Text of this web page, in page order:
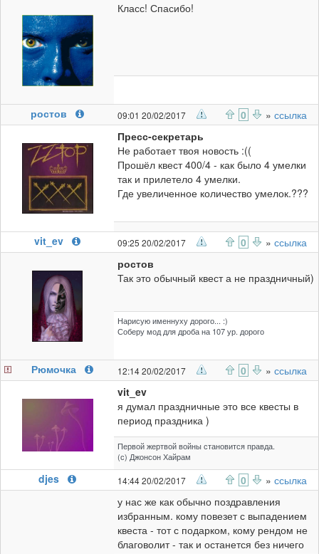
Класс! Спасибо!
ростов 09:01 20/02/2017 0 » ссылка
Пресс-секретарь
Не работает твоя новость :((
Прошёл квест 400/4 - как было 4 умелки
так и прилетело 4 умелки.
Где увеличенное количество умелок.???
vit_ev 09:25 20/02/2017 0 » ссылка
ростов
Так это обычный квест а не праздничный)
Нарисую именнуху дорого... :)
Соберу мод для дроба на 107 ур. дорого
Рюмочка 12:14 20/02/2017 0 » ссылка
vit_ev
я думал праздничные это все квесты в
период праздника )
Первой жертвой войны становится правда.
(с) Джонсон Хайрам
djes 14:44 20/02/2017 0 » ссылка
у нас же как обычно поздравления
избранным. кому повезет с выпадением
квеста - тот с подарком, кому рендом не
благоволит - так и останется без ничего